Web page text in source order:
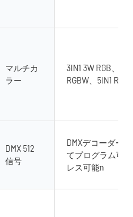
マルチカ
ラー
3IN1 3W RGB、4 in
RGBW、5IN1
DMX 512
信号
DMXデコーダー
てプログラム可
レス可能n